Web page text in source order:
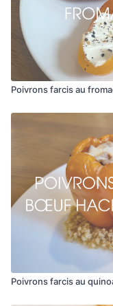
Poivrons farcis au
Poivrons farcis au